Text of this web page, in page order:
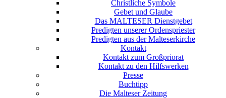
Christliche Symbole
Gebet und Glaube
Das MALTESER Dienstgebet
Predigten unserer Ordenspriester
Predigten aus der Malteserkirche
Kontakt
Kontakt zum Großpriorat
Kontakt zu den Hilfswerken
Presse
Buchtipp
Die Malteser Zeitung